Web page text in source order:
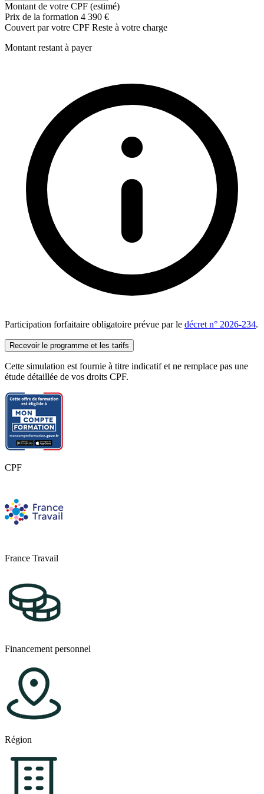
Montant de votre CPF (estimé)
Prix de la formation 4 390 €
Couvert par votre CPF Reste à votre charge
Montant restant à payer
Participation forfaitaire obligatoire prévue par le décret n° 2026-234.
Recevoir le programme et les tarifs
Cette simulation est fournie à titre indicatif et ne remplace pas une
étude détaillée de vos droits CPF.
CPF
France Travail
Financement personnel
Région